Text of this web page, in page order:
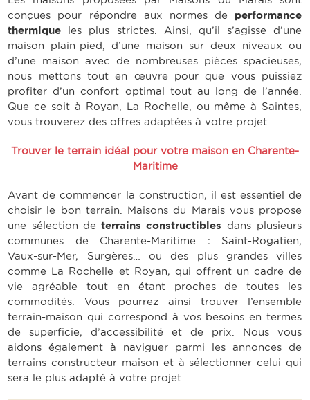
conçues pour répondre aux normes de performance
thermique les plus strictes. Ainsi, qu’il s’agisse d’une
maison plain-pied, d’une maison sur deux niveaux ou
d’une maison avec de nombreuses pièces spacieuses,
nous mettons tout en œuvre pour que vous puissiez
profiter d’un confort optimal tout au long de l’année.
Que ce soit à Royan, La Rochelle, ou même à Saintes,
vous trouverez des offres adaptées à votre projet.
Trouver le terrain idéal pour votre maison en Charente-
Maritime
Avant de commencer la construction, il est essentiel de
choisir le bon terrain. Maisons du Marais vous propose
une sélection deterrains constructibles dans plusieurs
communes de Charente-Maritime : Saint-Rogatien,
Vaux-sur-Mer, Surgères… ou des plus grandes villes
comme La Rochelle et Royan, qui offrent un cadre de
vie agréable tout en étant proches de toutes les
commodités. Vous pourrez ainsi trouver l’ensemble
terrain-maison qui correspond à vos besoins en termes
de superficie, d’accessibilité et de prix. Nous vous
aidons également à naviguer parmi les annonces de
terrains constructeur maison et à sélectionner celui qui
sera le plus adapté à votre projet.